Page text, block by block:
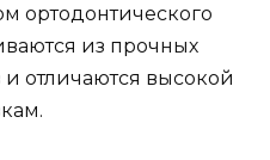
ортодонтического
из прочных
отличаются высокой